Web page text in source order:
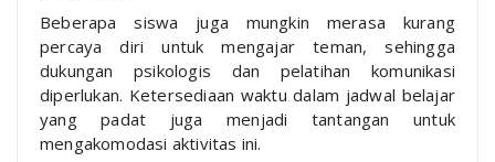
Beberapa siswa juga mungkin merasa kurang
percaya diri untuk mengajar teman, sehingga
dukungan psikologis dan pelatihan komunikasi
diperlukan. Ketersediaan waktu dalam jadwal belajar
yang padat juga menjadi tantangan untuk
mengakomodasi aktivitas ini.